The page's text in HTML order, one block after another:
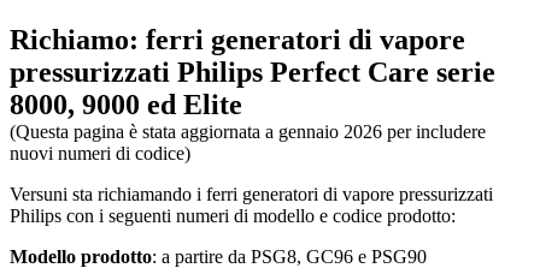
Richiamo: ferri generatori di vapore
pressurizzati Philips Perfect Care serie
8000, 9000 ed Elite
(Questa pagina è stata aggiornata a gennaio 2026 per includere
nuovi numeri di codice)
Versuni sta richiamando i ferri generatori di vapore pressurizzati
Philips con i seguenti numeri di modello e codice prodotto:
Modello prodotto: a partire da PSG8, GC96 e PSG90